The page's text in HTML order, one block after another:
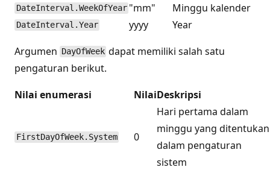
DateInterval.WeekOfYear "mm" Minggu kalender
DateInterval.Year yyyy
Year
Argumen DayOfWeek dapat memiliki salah satu
pengaturan berikut.
Nilai enumerasi
NilaiDeskripsi
FirstDayOfWeek.System 0
Hari pertama dalam
minggu yang ditentukan
dalam pengaturan
sistem